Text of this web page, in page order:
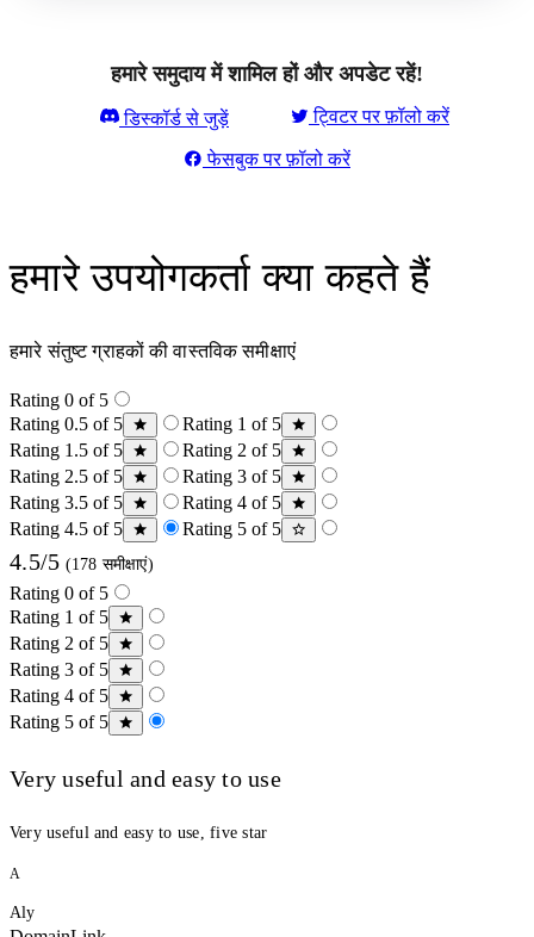
हमारे समुदाय में शामिल हों और अपडेट रहें!
डिस्कॉर्ड से जुड़ें ट्विटर पर फ़ॉलो करें
फेसबुक पर फ़ॉलो करें
हमारे उपयोगकर्ता क्या कहते हैं
हमारे संतुष्ट ग्राहकों की वास्तविक समीक्षाएं
Rating 0 of 5
Rating 0.5 of 5
Rating 1 of 5
Rating 1.5 of 5
Rating 2 of 5
Rating 2.5 of 5
Rating 3 of 5
Rating 3.5 of 5
Rating 4 of 5
Rating 4.5 of 5
Rating 5 of 5
4.5/5 (178 समीक्षाएं)
Rating 0 of 5
Rating 1 of 5
Rating 2 of 5
Rating 3 of 5
Rating 4 of 5
Rating 5 of 5
Very useful and easy to use
Very useful and easy to use, five star
A
Aly